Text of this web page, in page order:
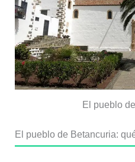
El pueblo
El pueblo de Betancuria: